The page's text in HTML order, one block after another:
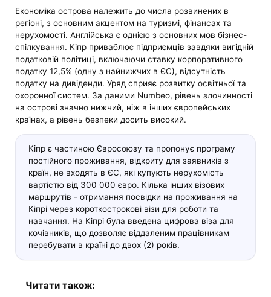
Економіка острова належить до числа розвинених в
регіоні, з основним акцентом на туризмі, фінансах та
нерухомості. Англійська є однією з основних мов бізнес-
спілкування. Кіпр приваблює підприємців завдяки вигідній
податковій політиці, включаючи ставку корпоративного
податку 12,5% (одну з найнижчих в ЄС), відсутність
податку на дивіденди. Уряд сприяє розвитку освітньої та
охоронної систем. За даними Numbeo, рівень злочинності
на острові значно нижчий, ніж в інших європейських
країнах, а рівень безпеки досить високий.
Кіпр є частиною Євросоюзу та пропонує програму
постійного проживання, відкриту для заявників з
країн, не входять в ЄС, які купують нерухомість
вартістю від 300 000 євро. Кілька інших візових
маршрутів - отримання посвідки на проживання на
Кіпрі через короткострокові візи для роботи та
навчання. На Кіпрі була введена цифрова віза для
кочівників, що дозволяє віддаленим працівникам
перебувати в країні до двох (2) років.
Читати також: